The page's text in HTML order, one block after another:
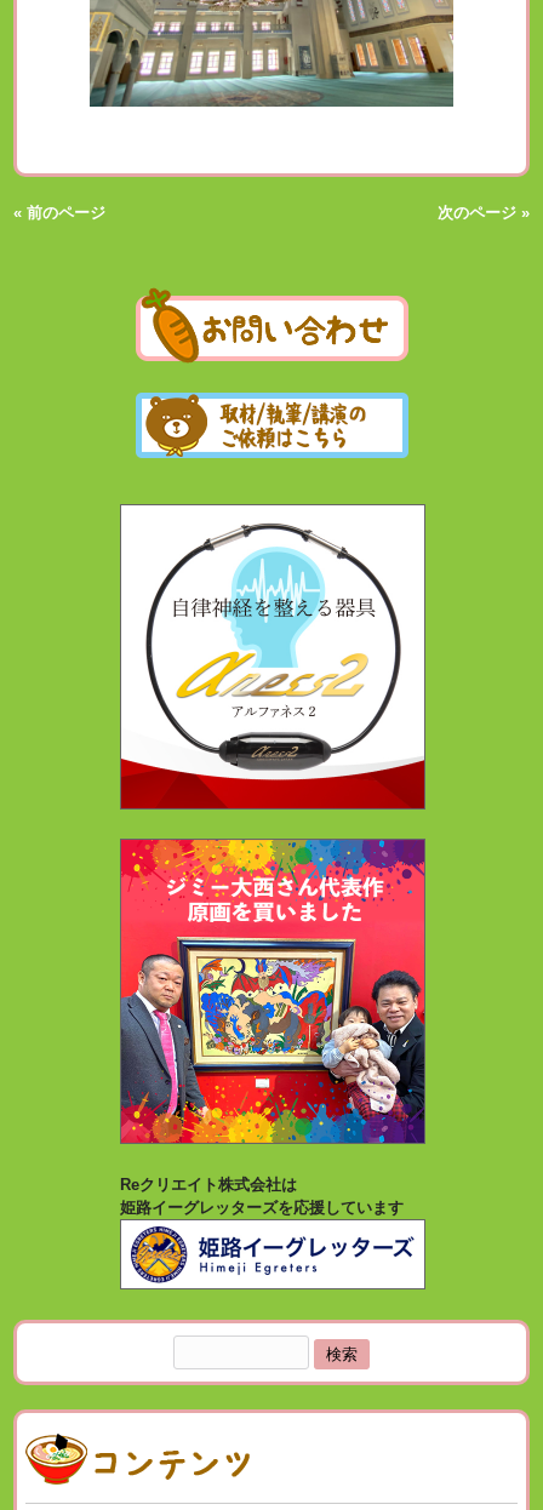
« 前のページ 次のページ »
Reクリエイト株式会社は
姫路イーグレッターズを応援しています
索: